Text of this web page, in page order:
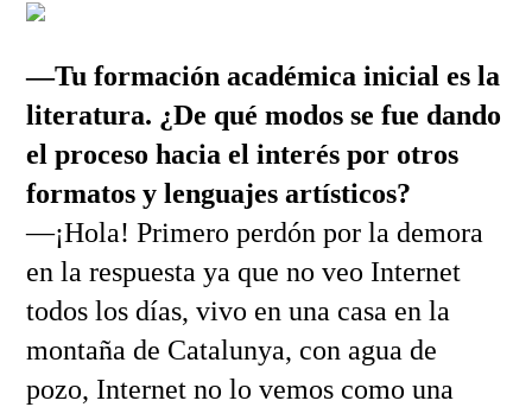
—Tu formación académica inicial es la
literatura. ¿De qué modos se fue dando
el proceso hacia el interés por otros
formatos y lenguajes artísticos?
—¡Hola! Primero perdón por la demora
en la respuesta ya que no veo Internet
todos los días, vivo en una casa en la
montaña de Catalunya, con agua de
pozo, Internet no lo vemos como una